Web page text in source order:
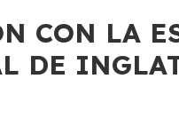
CON LA
DE